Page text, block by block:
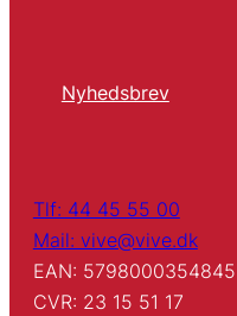
Nyhedsbrev
Tlf: 44 45 55 00
Mail: vive@vive.dk
EAN: 5798000354845
CVR: 23 15 51 17